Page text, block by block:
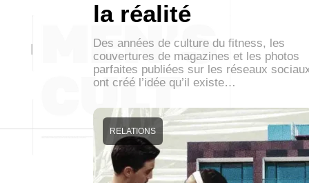
la réalité
Des années de culture du fitness, les
couvertures de magazines et les photos
parfaites publiées sur les réseaux
ont créé l’idée qu’il existe…
RELATIONS